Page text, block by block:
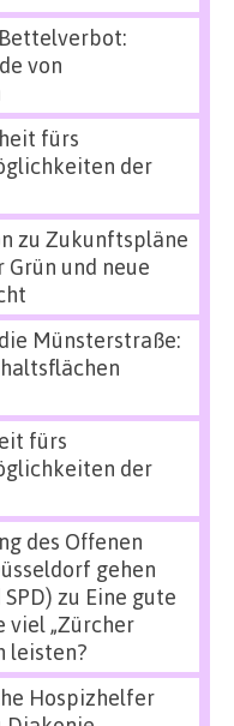
von
fürs
der
zu Zukunftspläne
und neue
Münsterstraße:
fürs
der
des Offenen
gehen
zu Eine gute
viel „Zürcher
leisten?
Hospizhelfer